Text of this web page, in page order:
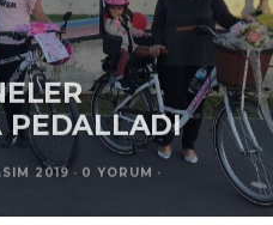
PEDALLADI
2019 0 YORUM